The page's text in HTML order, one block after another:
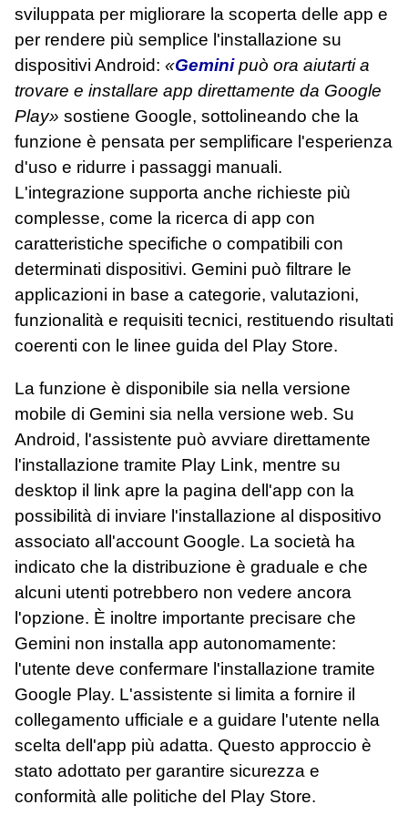
sviluppata per migliorare la scoperta delle app e
per rendere più semplice l'installazione su
dispositivi Android: «Geminipuò ora aiutarti a
trovare e installare app direttamente da Google
Play» sostiene Google, sottolineando che la
funzione è pensata per semplificare l'esperienza
d'uso e ridurre i passaggi manuali.
L'integrazione supporta anche richieste più
complesse, come la ricerca di app con
caratteristiche specifiche o compatibili con
determinati dispositivi. Gemini può filtrare le
applicazioni in base a categorie, valutazioni,
funzionalità e requisiti tecnici, restituendo risultati
coerenti con le linee guida del Play Store.
La funzione è disponibile sia nella versione
mobile di Gemini sia nella versione web. Su
Android, l'assistente può avviare direttamente
l'installazione tramite Play Link, mentre su
desktop il link apre la pagina dell'app con la
possibilità di inviare l'installazione al dispositivo
associato all'account Google. La società ha
indicato che la distribuzione è graduale e che
alcuni utenti potrebbero non vedere ancora
l'opzione. È inoltre importante precisare che
Gemini non installa app autonomamente:
l'utente deve confermare l'installazione tramite
Google Play. L'assistente si limita a fornire il
collegamento ufficiale e a guidare l'utente nella
scelta dell'app più adatta. Questo approccio è
stato adottato per garantire sicurezza e
conformità alle politiche del Play Store.